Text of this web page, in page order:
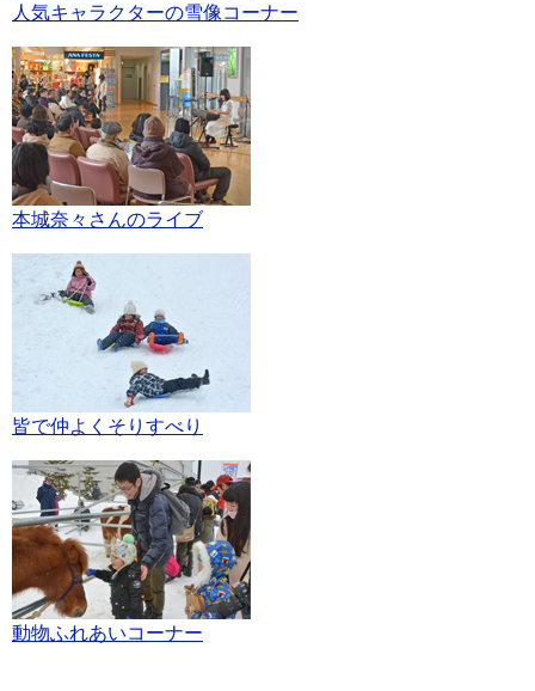
人気キャラクターの雪像コーナー
本城奈々さんのライブ
皆で仲よくそりすべり
動物ふれあいコーナー